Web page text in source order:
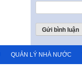
QUẢN LÝ NHÀ NƯỚC